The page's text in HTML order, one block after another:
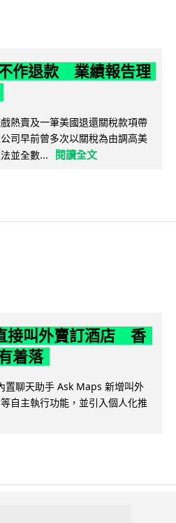
作退款 業績報告理
熱賣及一筆美國退還關稅款項帶
司早前曾多次以關稅為由調高美
並全數...
閱讀全文
接叫外賣訂酒店 香
着落
聊天助手 Ask Maps 新增叫外
自主執行功能，並引入個人化推